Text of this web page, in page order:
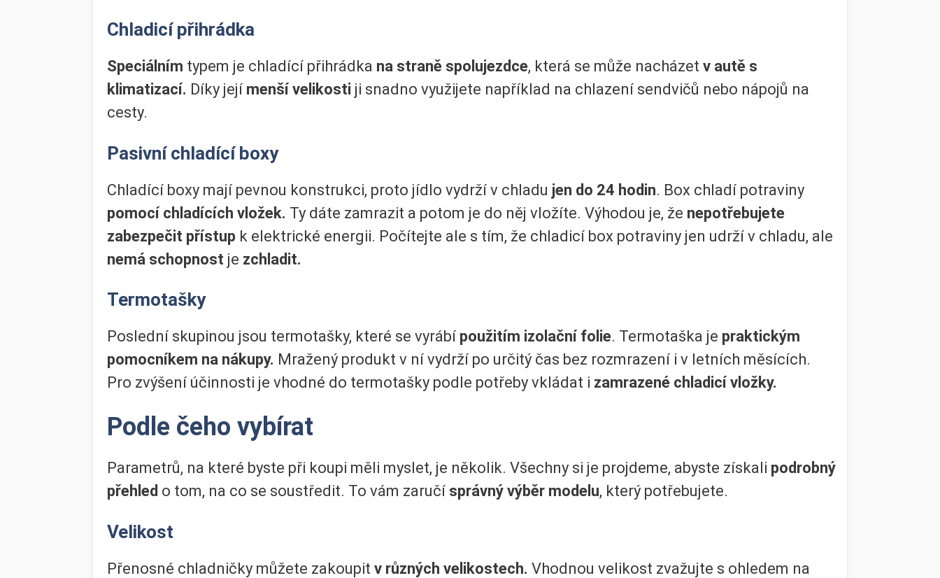
Chladicí přihrádka
Speciálním typem je chladící přihrádka na straně spolujezdce, která se může nacházet v autě s
klimatizací. Díky její menší velikosti ji snadno využijete například na chlazení sendvičů nebo nápojů na
cesty.
Pasivní chladící boxy
Chladící boxy mají pevnou konstrukci, proto jídlo vydrží v chladu jen do 24 hodin. Box chladí potraviny
pomocí chladících vložek. Ty dáte zamrazit a potom je do něj vložíte. Výhodou je, že nepotřebujete
zabezpečit přístup k elektrické energii. Počítejte ale s tím, že chladicí box potraviny jen udrží v chladu, ale
nemá schopnost je zchladit.
Termotašky
Poslední skupinou jsou termotašky, které se vyrábí použitím izolační folie. Termotaška je praktickým
pomocníkem na nákupy. Mražený produkt v ní vydrží po určitý čas bez rozmrazení i v letních měsících.
Pro zvýšení účinnosti je vhodné do termotašky podle potřeby vkládat i zamrazené chladicí vložky.
Podle čeho vybírat
Parametrů, na které byste při koupi měli myslet, je několik. Všechny si je projdeme, abyste získali podrobný
přehled o tom, na co se soustředit. To vám zaručí správný výběr modelu, který potřebujete.
Velikost
Přenosné chladničky můžete zakoupit v různých velikostech. Vhodnou velikost zvažujte s ohledem na